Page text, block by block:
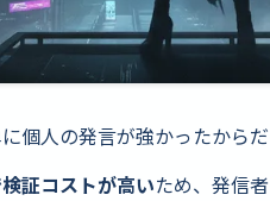
個人の発言が強かったからだ
証コストが高いため、発信